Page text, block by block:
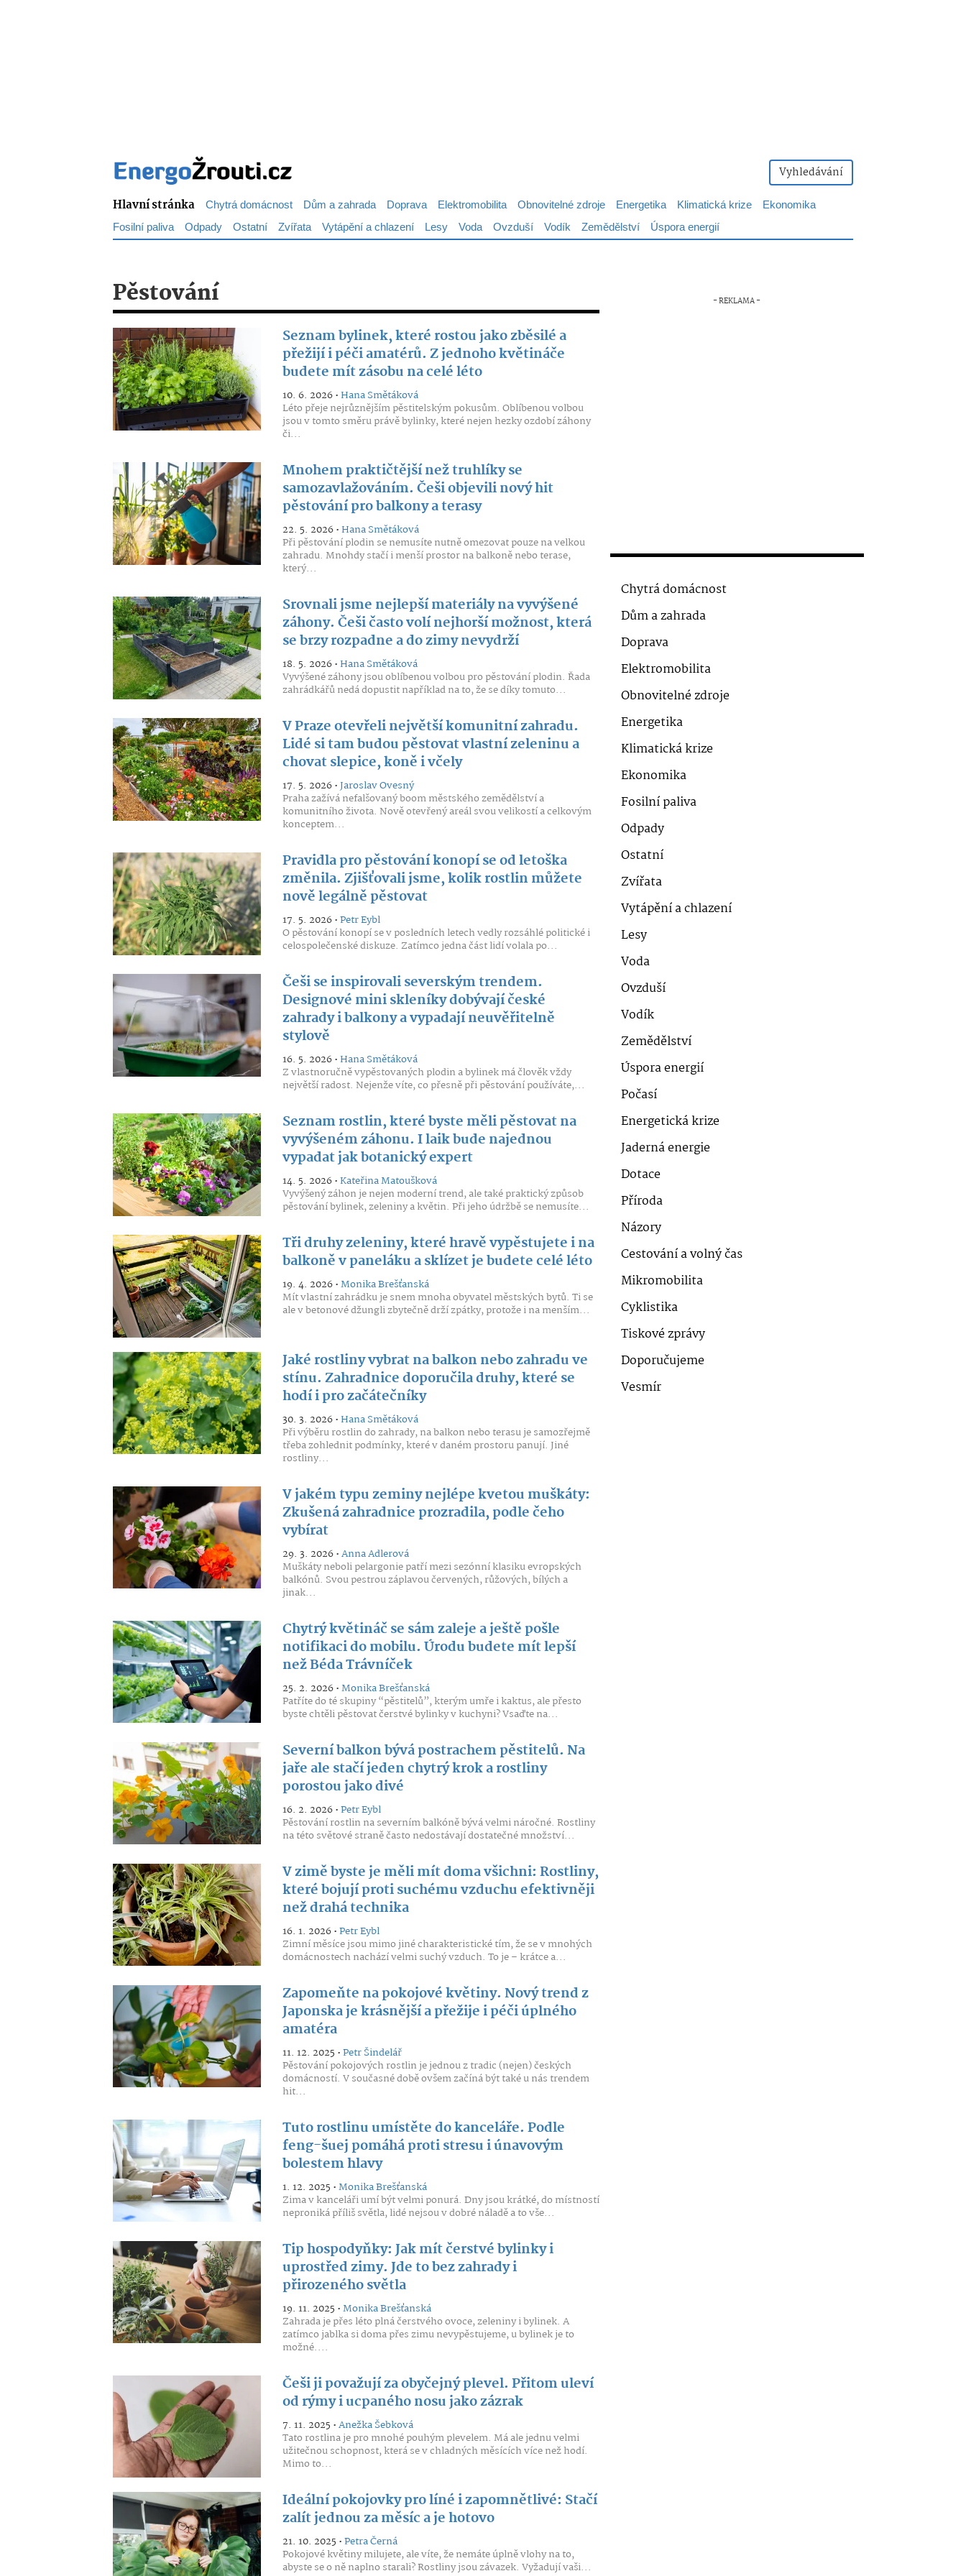
Vyhledávání
Hlavní stránka Chytrá domácnost Dům a zahrada Doprava Elektromobilita Obnovitelné zdroje Energetika Klimatická krize
Ekonomika
Fosilní paliva Odpady Ostatní Zvířata Vytápění a chlazení Lesy Voda Ovzduší Vodík Zemědělství Úspora energií
Pěstování
Seznam bylinek, které rostou jako zběsilé a
přežijí i péči amatérů. Z jednoho květináče
budete mít zásobu na celé léto
10. 6. 2026 •Hana Smětáková
Léto přeje nejrůznějším pěstitelským pokusům. Oblíbenou volbou
jsou v tomto směru právě bylinky, které nejen hezky ozdobí záhony
či...
Mnohem praktičtější než truhlíky se
samozavlažováním. Češi objevili nový hit
pěstování pro balkony a terasy
22. 5. 2026 •Hana Smětáková
Při pěstování plodin se nemusíte nutně omezovat pouze na velkou
zahradu. Mnohdy stačí i menší prostor na balkoně nebo terase,
který...
Srovnali jsme nejlepší materiály na vyvýšené
záhony. Češi často volí nejhorší možnost, která
se brzy rozpadne a do zimy nevydrží
18. 5. 2026 •Hana Smětáková
Vyvýšené záhony jsou oblíbenou volbou pro pěstování plodin. Řada
zahrádkářů nedá dopustit například na to, že se díky tomuto...
V Praze otevřeli největší komunitní zahradu.
Lidé si tam budou pěstovat vlastní zeleninu a
chovat slepice, koně i včely
17. 5. 2026 •Jaroslav Ovesný
Praha zažívá nefalšovaný boom městského zemědělství a
komunitního života. Nově otevřený areál svou velikostí a celkovým
konceptem...
Pravidla pro pěstování konopí se od letoška
změnila. Zjišťovali jsme, kolik rostlin můžete
nově legálně pěstovat
17. 5. 2026 •Petr Eybl
O pěstování konopí se v posledních letech vedly rozsáhlé politické i
celospolečenské diskuze. Zatímco jedna část lidí volala po...
Češi se inspirovali severským trendem.
Designové mini skleníky dobývají české
zahrady i balkony a vypadají neuvěřitelně
stylově
16. 5. 2026 •Hana Smětáková
Z vlastnoručně vypěstovaných plodin a bylinek má člověk vždy
největší radost. Nejenže víte, co přesně při pěstování používáte,...
Seznam rostlin, které byste měli pěstovat na
vyvýšeném záhonu. I laik bude najednou
vypadat jak botanický expert
14. 5. 2026 •Kateřina Matoušková
Vyvýšený záhon je nejen moderní trend, ale také praktický způsob
pěstování bylinek, zeleniny a květin. Při jeho údržbě se nemusíte...
Tři druhy zeleniny, které hravě vypěstujete i na
balkoně v paneláku a sklízet je budete celé léto
19. 4. 2026 •Monika Brešťanská
Mít vlastní zahrádku je snem mnoha obyvatel městských bytů. Ti se
ale v betonové džungli zbytečně drží zpátky, protože i na menším...
Jaké rostliny vybrat na balkon nebo zahradu ve
stínu. Zahradnice doporučila druhy, které se
hodí i pro začátečníky
30. 3. 2026 •Hana Smětáková
Při výběru rostlin do zahrady, na balkon nebo terasu je samozřejmě
třeba zohlednit podmínky, které v daném prostoru panují. Jiné
rostliny...
V jakém typu zeminy nejlépe kvetou muškáty:
Zkušená zahradnice prozradila, podle čeho
vybírat
29. 3. 2026 •Anna Adlerová
Muškáty neboli pelargonie patří mezi sezónní klasiku evropských
balkónů. Svou pestrou záplavou červených, růžových, bílých a
jinak...
Chytrý květináč se sám zaleje a ještě pošle
notifikaci do mobilu. Úrodu budete mít lepší
než Béda Trávníček
25. 2. 2026 •Monika Brešťanská
Patříte do té skupiny “pěstitelů”, kterým umře i kaktus, ale přesto
byste chtěli pěstovat čerstvé bylinky v kuchyni? Vsaďte na...
Severní balkon bývá postrachem pěstitelů. Na
jaře ale stačí jeden chytrý krok a rostliny
porostou jako divé
16. 2. 2026 •Petr Eybl
Pěstování rostlin na severním balkóně bývá velmi náročné. Rostliny
na této světové straně často nedostávají dostatečné množství...
V zimě byste je měli mít doma všichni: Rostliny,
které bojují proti suchému vzduchu efektivněji
než drahá technika
16. 1. 2026 •Petr Eybl
Zimní měsíce jsou mimo jiné charakteristické tím, že se v mnohých
domácnostech nachází velmi suchý vzduch. To je – krátce a...
Zapomeňte na pokojové květiny. Nový trend z
Japonska je krásnější a přežije i péči úplného
amatéra
11. 12. 2025 •Petr Šindelář
Pěstování pokojových rostlin je jednou z tradic (nejen) českých
domácností. V současné době ovšem začíná být také u nás trendem
hit...
Tuto rostlinu umístěte do kanceláře. Podle
feng-šuej pomáhá proti stresu i únavovým
bolestem hlavy
1. 12. 2025 •Monika Brešťanská
Zima v kanceláři umí být velmi ponurá. Dny jsou krátké, do místností
neproniká příliš světla, lidé nejsou v dobré náladě a to vše...
Tip hospodyňky: Jak mít čerstvé bylinky i
uprostřed zimy. Jde to bez zahrady i
přirozeného světla
19. 11. 2025 •Monika Brešťanská
Zahrada je přes léto plná čerstvého ovoce, zeleniny i bylinek. A
zatímco jablka si doma přes zimu nevypěstujeme, u bylinek je to
možné....
Češi ji považují za obyčejný plevel. Přitom uleví
od rýmy i ucpaného nosu jako zázrak
7. 11. 2025 •Anežka Šebková
Tato rostlina je pro mnohé pouhým plevelem. Má ale jednu velmi
užitečnou schopnost, která se v chladných měsících více než hodí.
Mimo to...
Ideální pokojovky pro líné i zapomnětlivé: Stačí
zalít jednou za měsíc a je hotovo
21. 10. 2025 •Petra Černá
Pokojové květiny milujete, ale víte, že nemáte úplně vlohy na to,
abyste se o ně naplno starali? Rostliny jsou závazek. Vyžadují vaši...
Chytrá domácnost
Dům a zahrada
Doprava
Elektromobilita
Obnovitelné zdroje
Energetika
Klimatická krize
Ekonomika
Fosilní paliva
Odpady
Ostatní
Zvířata
Vytápění a chlazení
Lesy
Voda
Ovzduší
Vodík
Zemědělství
Úspora energií
Počasí
Energetická krize
Jaderná energie
Dotace
Příroda
Názory
Cestování a volný čas
Mikromobilita
Cyklistika
Tiskové zprávy
Doporučujeme
Vesmír